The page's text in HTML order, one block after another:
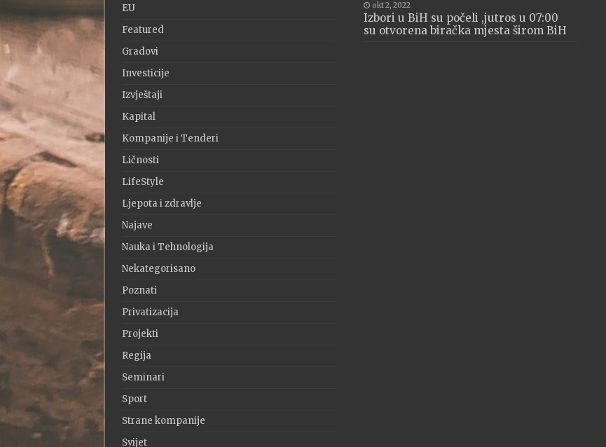
EU
Featured
Gradovi
Investicije
Izvještaji
Kapital
Kompanije i Tenderi
Ličnosti
LifeStyle
Ljepota i zdravlje
Najave
Nauka i Tehnologija
Nekategorisano
Poznati
Privatizacija
Projekti
Regija
Seminari
Sport
Strane kompanije
Svijet
okt 2, 2022
Izbori u BiH su počeli ,jutros u 07:00
su otvorena biračka mjesta širom BiH